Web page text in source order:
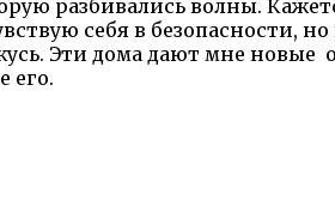
разбивались волны.
себя в безопасности,
Эти дома дают мне
его.